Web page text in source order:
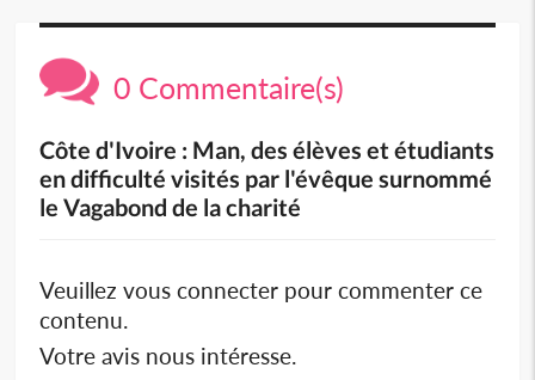
0 Commentaire(s)
Côte d'Ivoire : Man, des élèves et étudiants
en difficulté visités par l'évêque surnommé
le Vagabond de la charité
Veuillez vous connecter pour commenter ce
contenu.
Votre avis nous intéresse.